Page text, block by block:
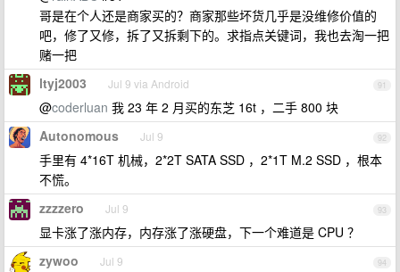
哥是在个人还是商家买的？商家那些坏货几乎是没维修价值的
吧，修了又修，拆了又拆剩下的。求指点关键词，我也去淘一把
赌一把
91
ltyj2003 Jul 9 via Android
@coderluan 我 23 年 2 月买的东芝 16t ，二手 800 块
92
Autonomous Jul 9
手里有 4*16T 机械，2*2T SATA SSD ，2*1T M.2 SSD ，根本
不慌。
93
zzzzero Jul 9
显卡涨了涨内存，内存涨了涨硬盘，下一个难道是 CPU ？
94
zywoo Jul 9